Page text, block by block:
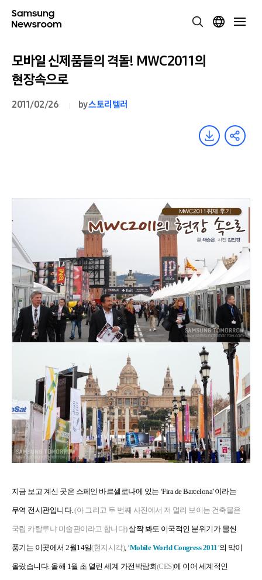
모바일 신제품들의 격돌! MWC2011의
현장속으로
2011/02/26 by스토리텔러
지금 보고 계신 곳은 스페인 바르셀로나에 있는 ‘Fira de Barcelona’이라는
무역 전시관입니다.(아 그리고 두 번째 사진에서 저 멀리 보이는 건축물은
국립 카탈루냐 미술관이라고 합니다)살짝 봐도 이국적인 분위기가 물씬
풍기는 이곳에서 2월14일(현지시각), ‘Mobile World Congress 2011’의 막이
올랐습니다. 올해 1월 초 열린 세계 가전박람회(CES)에 이어 세계적인